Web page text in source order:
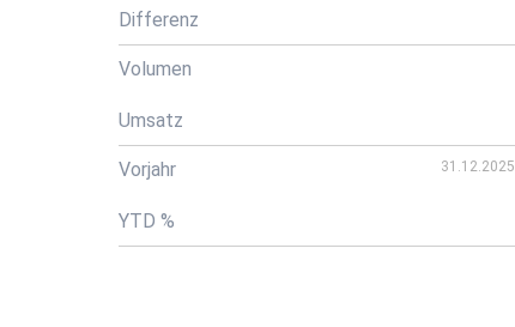
Differenz
Volumen
Umsatz
Vorjahr 31.12.2025
YTD %